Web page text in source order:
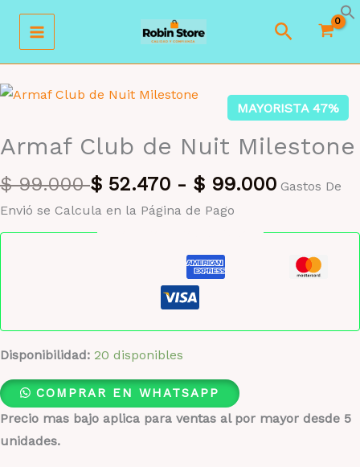
contenido
Buscar
MAYORISTA 47%
Armaf Club de Nuit Milestone
$99.000 $ 52.470 - $ 99.000 Gastos De
Envió se Calcula en la Página de Pago
Disponibilidad: 20 disponibles
COMPRAR EN WHATSAPP
Precio mas bajo aplica para ventas al por mayor desde 5
unidades.